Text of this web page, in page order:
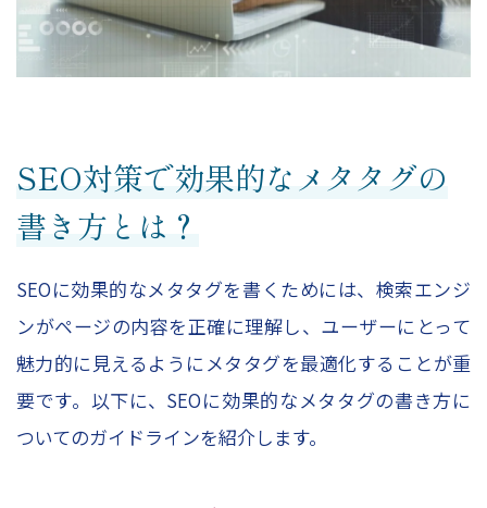
SEO対策で効果的なメタタグの
書き方とは？
SEOに効果的なメタタグを書くためには、検索エンジ
ンがページの内容を正確に理解し、ユーザーにとって
魅力的に見えるようにメタタグを最適化することが重
要です。以下に、SEOに効果的なメタタグの書き方に
ついてのガイドラインを紹介します。